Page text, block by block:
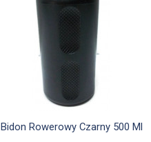
Szybki podgląd
Bidon Rowerowy Czarny 500 Ml